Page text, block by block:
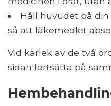
Håll huvudet på
så att läkemedlet
Vid kärlek av de två
sidan fortsätta på